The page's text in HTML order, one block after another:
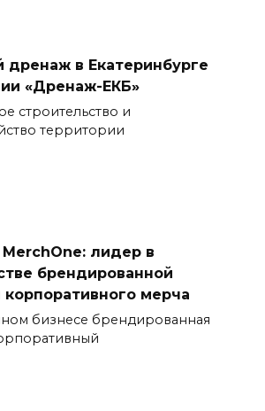
в Екатеринбурге
«Дренаж-ЕКБ»
строительство и
территории
лидер в
брендированной
мерча
бизнесе брендированная